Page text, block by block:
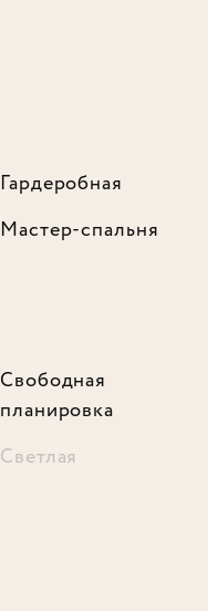
Гардеробная
Мастер-спальня
Свободная
планировка
Светлая